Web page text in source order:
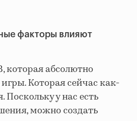
факторы влияют
которая абсолютно
Которая сейчас как-
Поскольку у нас есть
можно создать